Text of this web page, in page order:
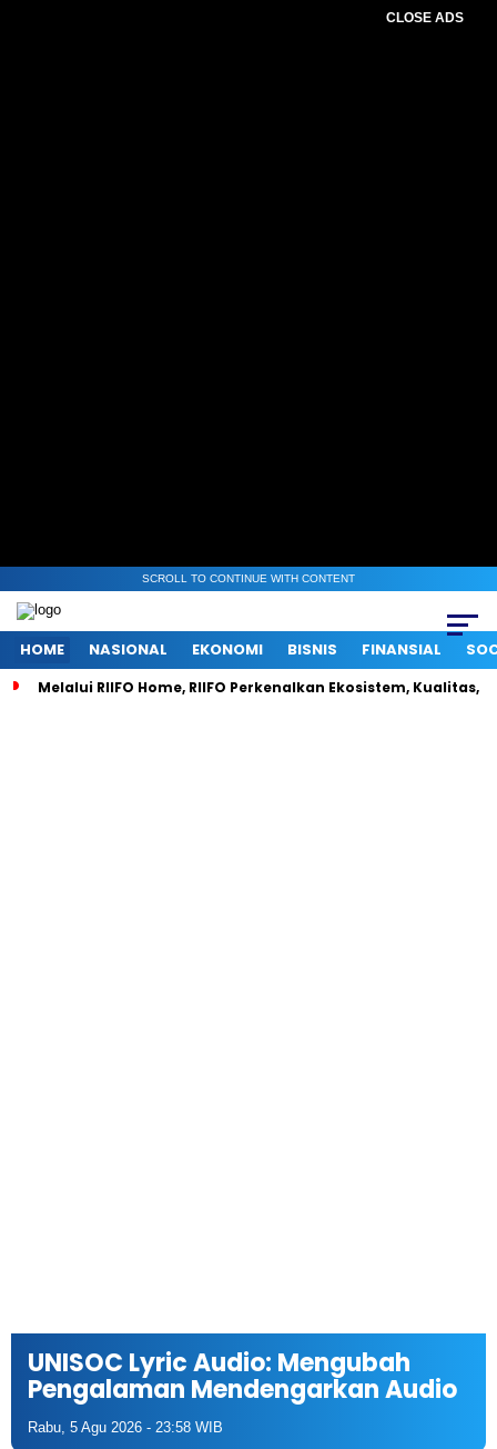
CLOSE ADS
SCROLL TO CONTINUE WITH CONTENT
HOME NASIONAL EKONOMI BISNIS FINANSIAL
Melalui RIIFO Home, RIIFO Perkenalkan Ekosistem, Kualitas,
UNISOC Lyric Audio: Mengubah
Pengalaman Mendengarkan Audio
Rabu, 5 Agu 2026 - 23:58 WIB